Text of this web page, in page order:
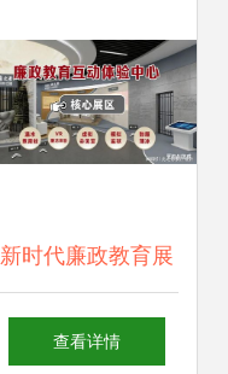
实践
新时代廉政教育展
厅升级改造与文化
查看详情